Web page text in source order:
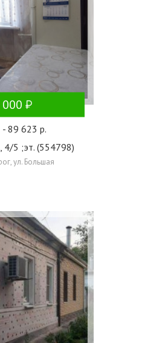
- 89 623 р.
4/5 ;эт. (554798)
ул. Большая